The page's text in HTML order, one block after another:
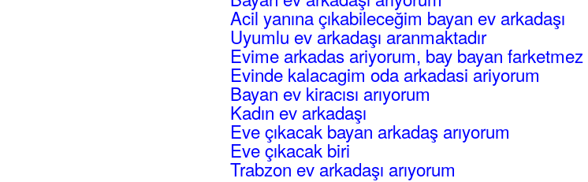
Acil yanına çıkabileceğim bayan ev arkadaşı
Uyumlu ev arkadaşı aranmaktadır
Evime arkadas ariyorum, bay bayan farketmez
Evinde kalacagim oda arkadasi ariyorum
Bayan ev kiracısı arıyorum
Kadın ev arkadaşı
Eve çıkacak bayan arkadaş arıyorum
Eve çıkacak biri
Trabzon ev arkadaşı arıyorum